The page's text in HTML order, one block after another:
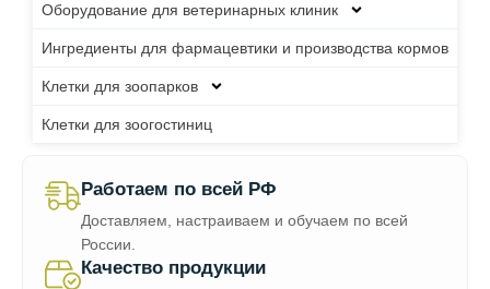
Оборудование для ветеринарных клиник
Ингредиенты для фармацевтики и производства кормов
Клетки для зоопарков
Клетки для зоогостиниц
Работаем по всей РФ
Доставляем, настраиваем и обучаем по всей
России.
Качество продукции